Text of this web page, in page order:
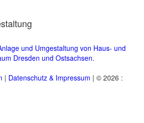
und Umgestaltung von Haus- und
Dresden und Ostsachsen.
| Datenschutz & Impressum | © 2026 :